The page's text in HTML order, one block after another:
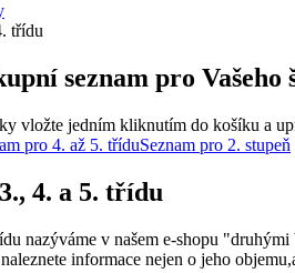
třídu
seznam pro
vložte jedním kliknutím do košíku a
pro 4. až 5. tříduSeznam pro 2. stupeň
4. a 5. třídu
nazýváme v našem e-shopu
informace nejen o jeho